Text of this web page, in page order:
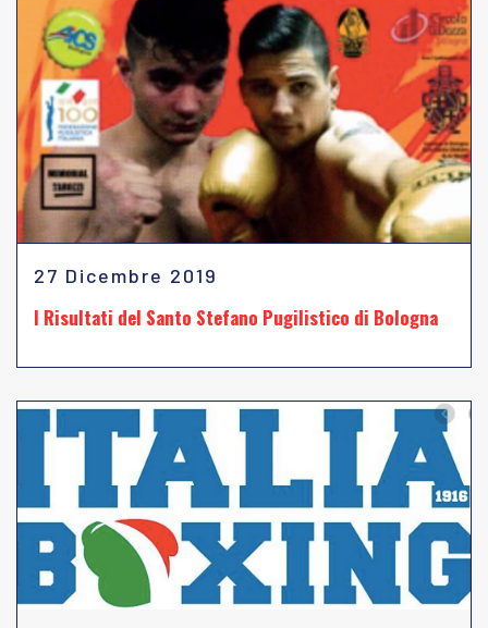
27 Dicembre 2019
I Risultati del Santo Stefano Pugilistico di Bologna